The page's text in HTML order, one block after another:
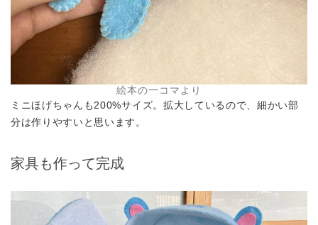
絵本の一コマより
ミニほげちゃんも200%サイズ。拡大しているので、細かい部
分は作りやすいと思います。
家具も作って完成